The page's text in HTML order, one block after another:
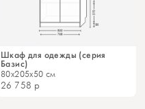
Шкаф для одежды (серия
Базис)
80x205x50 см
26 758 р